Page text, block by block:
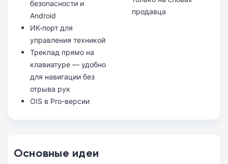
безопасности и
Android
ИК-порт для
управления техникой
Трекпад прямо на
клавиатуре — удобно
для навигации без
отрыва рук
OIS в Pro-версии
продавца
Основные идеи